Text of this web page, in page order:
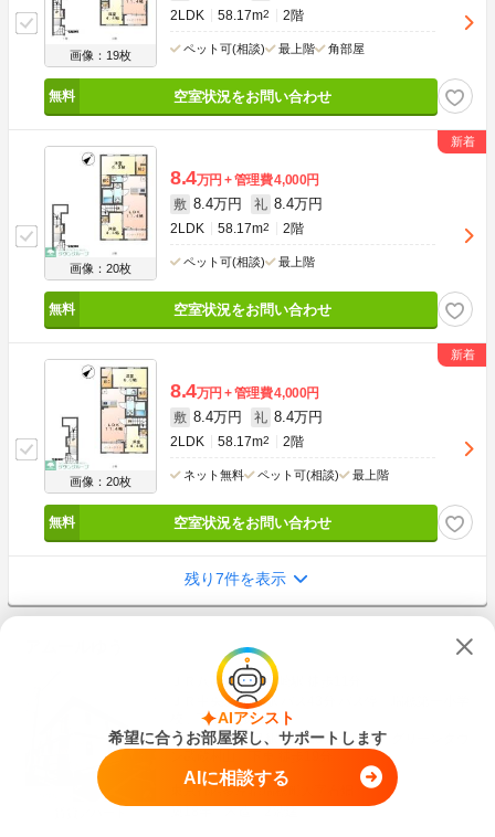
画像：19枚
2LDK 58.17m2 2階
ペット可(相談) 最上階 角部屋
空室状況をお問い合わせ
画像：20枚
8.4万円 管理費4,000円
敷 8.4万円 礼 8.4万円
2LDK 58.17m2 2階
ペット可(相談) 最上階
空室状況をお問い合わせ
画像：20枚
8.4万円 管理費4,000円
敷 8.4万円 礼 8.4万円
2LDK 58.17m2 2階
ネット無料 ペット可(相談) 最上階
空室状況をお問い合わせ
残り7件を表示
ＪＲ八高線 箱根ケ崎駅 徒歩11分
ＪＲ中央線 立川駅 バス43分 バス停「瑞穂第一小学
校」下車 徒歩2分
ＪＲ青梅線 昭島駅 バス20分 バス停「グリーンタウ
東京都西多摩郡瑞穂町大字石畑
AIアシスト
希望に合うお部屋探し、サポートします
AIに相談する